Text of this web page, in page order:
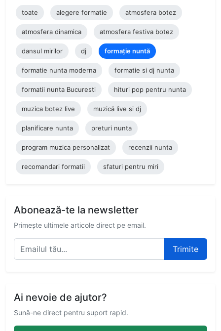
toate alegere formatie atmosfera botez
atmosfera dinamica atmosfera festiva botez
dansul mirilor dj formație nuntă
formatie nunta moderna formatie si dj nunta
formatii nunta Bucuresti hituri pop pentru nunta
muzica botez live muzică live si dj
planificare nunta preturi nunta
program muzica personalizat recenzii nunta
recomandari formatii sfaturi pentru miri
Abonează-te la newsletter
Primește ultimele articole direct pe email.
Trimite
Ai nevoie de ajutor?
Sună-ne direct pentru suport rapid.